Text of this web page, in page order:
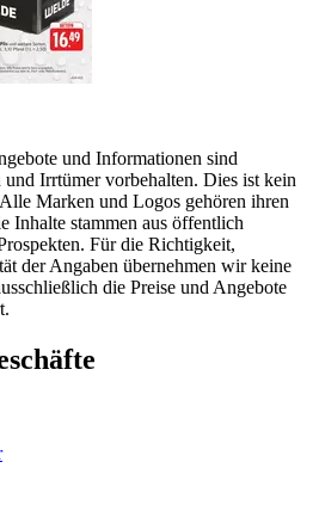
und Informationen sind
Irrtümer vorbehalten. Dies ist kein
Marken und Logos gehören ihren
Inhalte stammen aus öffentlich
Für die Richtigkeit,
der Angaben übernehmen wir keine
die Preise und Angebote